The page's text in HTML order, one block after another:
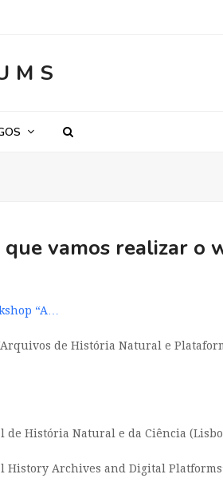
vamos realizar o
“A…
de História Natural e
História Natural e da Ciência
Archives and Digital